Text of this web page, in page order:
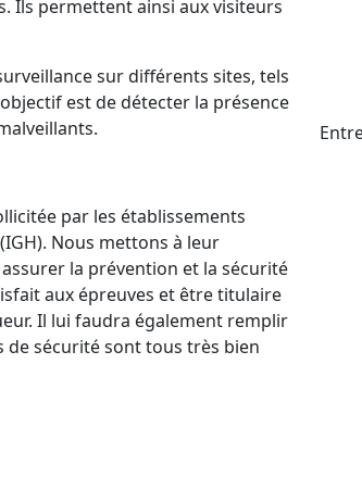
Ils permettent ainsi aux visiteurs
sur différents sites, tels
est de détecter la présence
par les établissements
Nous mettons à leur
la prévention et la sécurité
aux épreuves et être titulaire
Il lui faudra également remplir
de sécurité sont tous très bien